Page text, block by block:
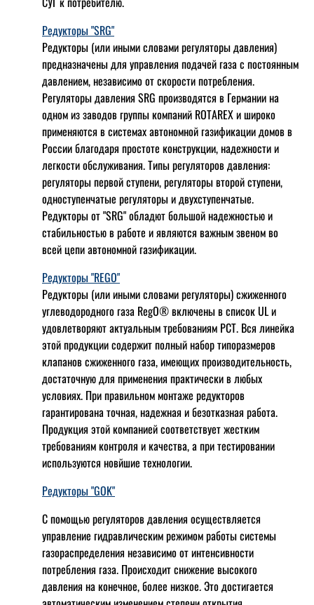
Редукторы "SRG"
Редукторы (или иными словами регуляторы давления)
предназначены для управления подачей газа с постоянным
давлением, независимо от скорости потребления.
Регуляторы давления SRG производятся в Германии на
одном из заводов группы компаний ROTAREX и широко
применяются в системах автономной газификации домов в
России благодаря простоте конструкции, надежности и
легкости обслуживания. Типы регуляторов давления:
регуляторы первой ступени, регуляторы второй ступени,
одноступенчатые регуляторы и двухступенчатые.
Редукторы от "SRG" обладют большой надежностью и
стабильностью в работе и являются важным звеном во
всей цепи автономной газификации.
Редукторы "REGO"
Редукторы (или иными словами регуляторы) сжиженного
углеводородного газа RegO® включены в список UL и
удовлетворяют актуальным требованиям РСТ. Вся линейка
этой продукции содержит полный набор типоразмеров
клапанов сжиженного газа, имеющих производительность,
достаточную для применения практически в любых
условиях. При правильном монтаже редукторов
гарантирована точная, надежная и безотказная работа.
Продукция этой компанией соответствует жестким
требованиям контроля и качества, а при тестировании
используются новйшие технологии.
Редукторы "GOK"
С помощью регуляторов давления осуществляется
управление гидравлическим режимом работы системы
газораспределения независимо от интенсивности
потребления газа. Происходит снижение высокого
давления на конечное, более низкое. Это достигается